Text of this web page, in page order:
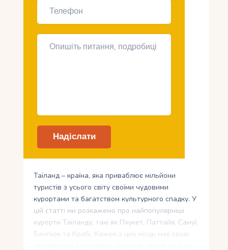
Таїланд – країна, яка приваблює мільйони
туристів з усього світу своїми чудовими
курортами та багатством культурного спадку. У
цій статті ми розкажемо про найпопулярніші
курорти Таїланду, такі як Пхукет, Паттайя, Самуї,
Бангкок та Крабі. Кожен з цих місць має свою